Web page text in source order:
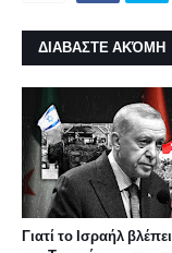
ΔΙΑΒΑΣΤΕ ΑΚΌΜΗ
Γιατί το Ισραήλ